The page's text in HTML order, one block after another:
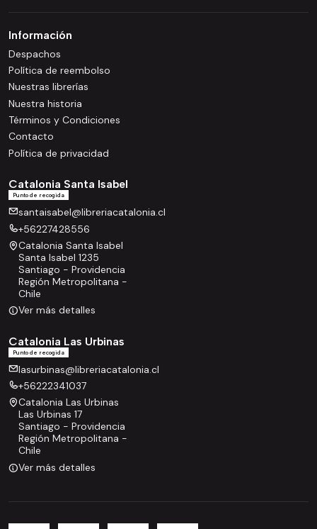
Información
Despachos
Política de reembolso
Nuestras librerías
Nuestra historia
Términos y Condiciones
Contacto
Política de privacidad
Catalonia Santa Isabel
Punto de recogida
santaisabel@libreriacatalonia.cl
+56227428556
Catalonia Santa Isabel
Santa Isabel 1235
Santiago - Providencia
Región Metropolitana -
Chile
Ver más detalles
Catalonia Las Urbinas
Punto de recogida
lasurbinas@libreriacatalonia.cl
+56222341037
Catalonia Las Urbinas
Las Urbinas 17
Santiago - Providencia
Región Metropolitana -
Chile
Ver más detalles